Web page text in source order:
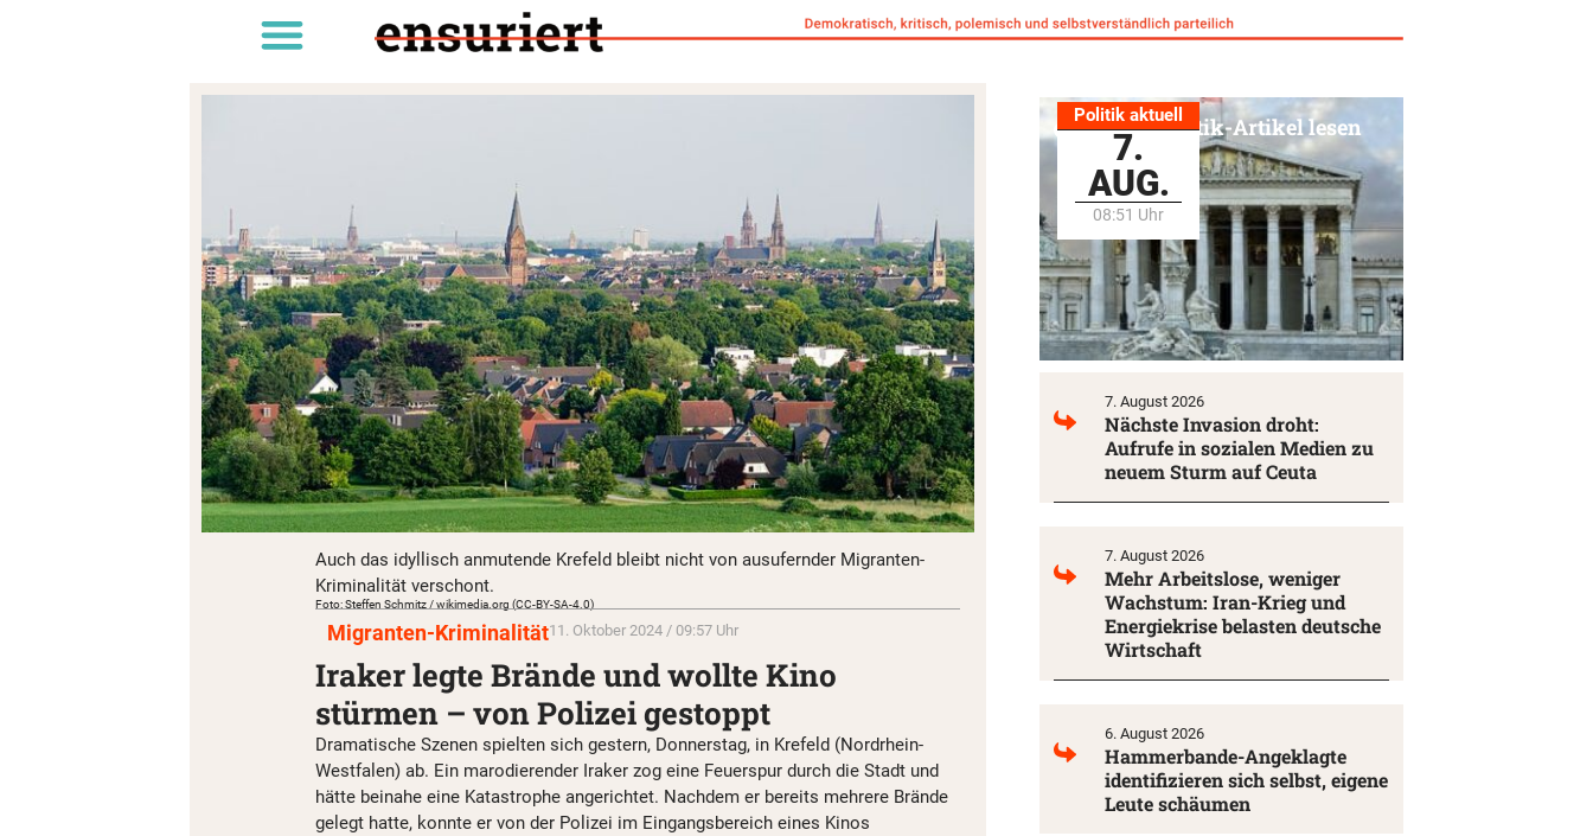
Auch das idyllisch anmutende Krefeld bleibt nicht von ausufernder Migranten-
Kriminalität verschont.
Foto: Steffen Schmitz / wikimedia.org (CC-BY-SA-4.0)
Migranten-Kriminalität11. Oktober 2024 / 09:57 Uhr
Iraker legte Brände und wollte Kino
stürmen – von Polizei gestoppt
Dramatische Szenen spielten sich gestern, Donnerstag, in Krefeld (Nordrhein-
Westfalen) ab. Ein marodierender Iraker zog eine Feuerspur durch die Stadt und
hätte beinahe eine Katastrophe angerichtet. Nachdem er bereits mehrere Brände
gelegt hatte, konnte er von der Polizei im Eingangsbereich eines Kinos
Politik aktuell
7.
AUG.
08:51 Uhr
Alle Politik-Artikel lesen
7. August 2026
Nächste Invasion droht:
Aufrufe in sozialen Medien zu
neuem Sturm auf Ceuta
7. August 2026
Mehr Arbeitslose, weniger
Wachstum: Iran-Krieg und
Energiekrise belasten deutsche
Wirtschaft
6. August 2026
Hammerbande-Angeklagte
identifizieren sich selbst, eigene
Leute schäumen